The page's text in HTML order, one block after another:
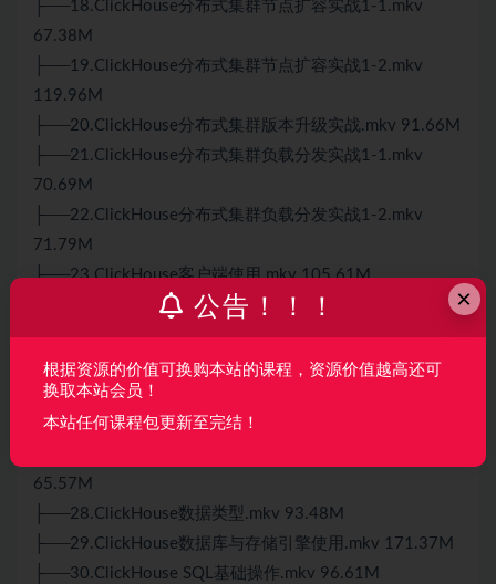
├──18.ClickHouse分布式集群节点扩容实战1-1.mkv
67.38M
├──19.ClickHouse分布式集群节点扩容实战1-2.mkv
119.96M
├──20.ClickHouse分布式集群版本升级实战.mkv 91.66M
├──21.ClickHouse分布式集群负载分发实战1-1.mkv
70.69M
├──22.ClickHouse分布式集群负载分发实战1-2.mkv
71.79M
├──23.ClickHouse客户端使用.mkv 105.61M
├──24.ClickHouse官方数据POC
测试
.mkv 96.11M
├──25.ClickHouse配置文件与用户权限管理1.mkv
146.87M
├──26.ClickHouse配置文件与用户权限管理2.mkv
68.59M
65.57M
├──28.ClickHouse数据类型.mkv 93.48M
├──29.ClickHouse数据库与存储引擎使用.mkv 171.37M
├──30.ClickHouse SQL基础操作.mkv 96.61M
×
公告！！！
根据资源的价值可换购本站的课程，资源价值越高还可
换取本站会员！
本站任何课程包更新至完结！